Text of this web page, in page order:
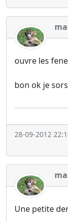
ouvre les
bon ok je
28-09-2012
Une petite